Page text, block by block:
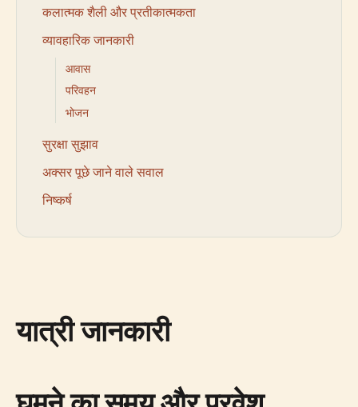
कलात्मक शैली और प्रतीकात्मकता
व्यावहारिक जानकारी
आवास
परिवहन
भोजन
सुरक्षा सुझाव
अक्सर पूछे जाने वाले सवाल
निष्कर्ष
यात्री जानकारी